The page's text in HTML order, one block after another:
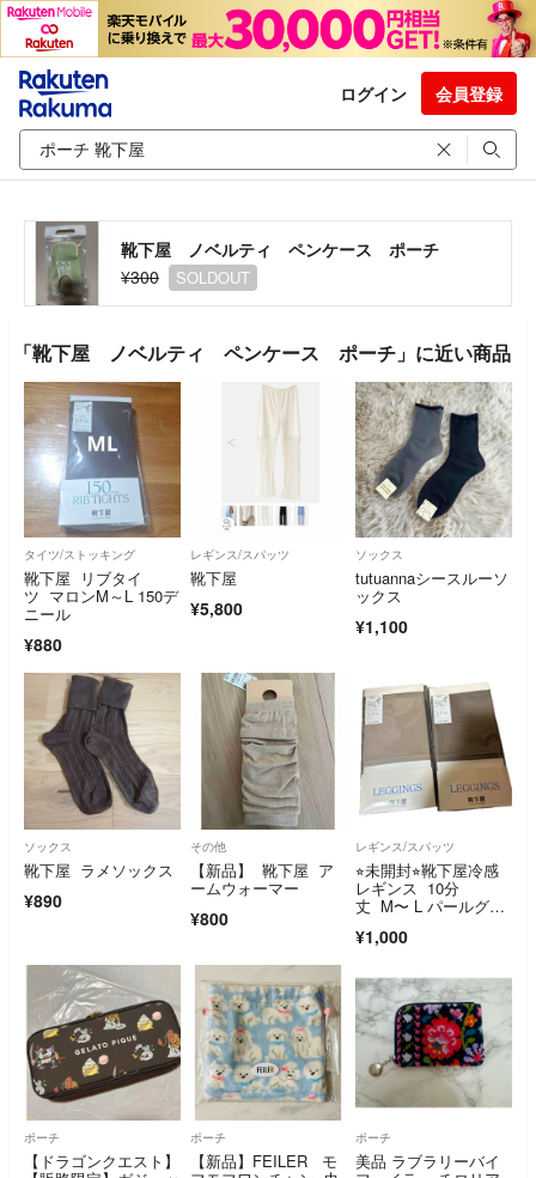
ログイン 会員登録
靴下屋 ノベルティ ペンケース ポーチ
¥300
SOLDOUT
「靴下屋 ノベルティ ペンケース ポーチ」に近い商品
タイツ/ストッキング
靴下屋 リブタイ
ツ マロンM～L 150デ
ニール
¥880
レギンス/スパッツ
靴下屋
¥5,800
ソックス
tutuannaシースルーソ
ックス
¥1,100
ソックス
靴下屋 ラメソックス
¥890
その他
【新品】 靴下屋 ア
ームウォーマー
¥800
レギンス/スパッツ
⭐︎未開封⭐︎靴下屋冷感
レギンス 10分
丈 M〜 L パールグレ
¥1,000
ポーチ
【ドラゴンクエスト】
ポーチ
【新品】FEILER モ
ポーチ
美品 ラブラリーバイ